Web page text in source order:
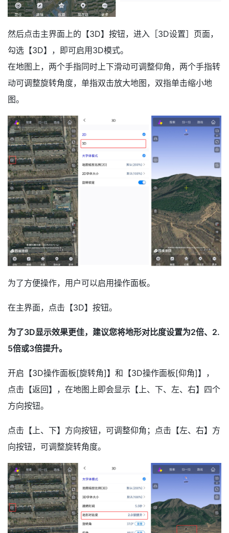
然后点击主界面上的【3D】按钮，进入［3D设置］页面，
勾选【3D】，即可启用3D模式。
在地图上，两个手指同时上下滑动可调整仰角，两个手指转
动可调整旋转角度，单指双击放大地图，双指单击缩小地
图。
为了方便操作，用户可以启用操作面板。
在主界面，点击【3D】按钮。
为了3D显示效果更佳，建议您将地形对比度设置为2倍、2.
5倍或3倍提升。
开启【3D操作面板[旋转角]】和【3D操作面板[仰角]】，
点击【返回】，在地图上即会显示【上、下、左、右】四个
方向按钮。
点击【上、下】方向按钮，可调整仰角；点击【左、右】方
向按钮，可调整旋转角度。